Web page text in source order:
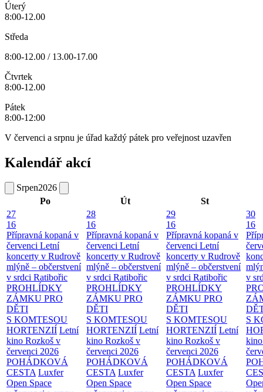
Úterý
8:00-12.00
Středa
8:00-12.00 / 13.00-17.00
Čtvrtek
8:00-12.00
Pátek
8:00-12:00
V červenci a srpnu je úřad každý pátek pro veřejnost uzavřen
Kalendář akcí
Srpen2026
Po
Út
St
27
16
Přípravná kopaná v
červenci Letní
koncerty v Rudrově
mlýně – občerstvení
v srdci Ratibořic
PROHLÍDKY
ZÁMKU PRO
DĚTI
S KOMTESOU
HORTENZIÍ Letní
kino Rozkoš v
červenci 2026
POHÁDKOVÁ
CESTA Luxfer
Open Space
28
16
Přípravná kopaná v
červenci Letní
koncerty v Rudrově
mlýně – občerstvení
v srdci Ratibořic
PROHLÍDKY
ZÁMKU PRO
DĚTI
S KOMTESOU
HORTENZIÍ Letní
kino Rozkoš v
červenci 2026
POHÁDKOVÁ
CESTA Luxfer
Open Space
29
16
Přípravná kopaná v
červenci Letní
koncerty v Rudrově
mlýně – občerstvení
v srdci Ratibořic
PROHLÍDKY
ZÁMKU PRO
DĚTI
S KOMTESOU
HORTENZIÍ Letní
kino Rozkoš v
červenci 2026
POHÁDKOVÁ
CESTA Luxfer
Open Space
30
16
v
S